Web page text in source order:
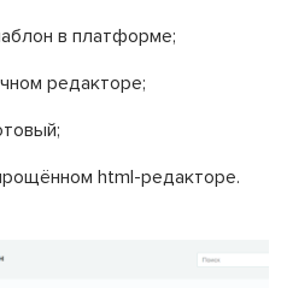
в платформе;
редакторе;
html-редакторе.